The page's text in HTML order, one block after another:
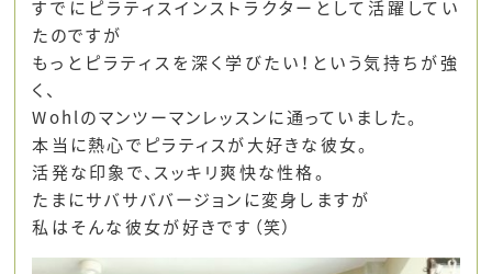
すでにピラティスインストラクターとして活躍してい
たのですが
もっとピラティスを深く学びたい！という気持ちが強
く、
Wohlのマンツーマンレッスンに通っていました。
本当に熱心でピラティスが大好きな彼女。
活発な印象で、スッキリ爽快な性格。
たまにサバサババージョンに変身しますが
私はそんな彼女が好きです（笑）